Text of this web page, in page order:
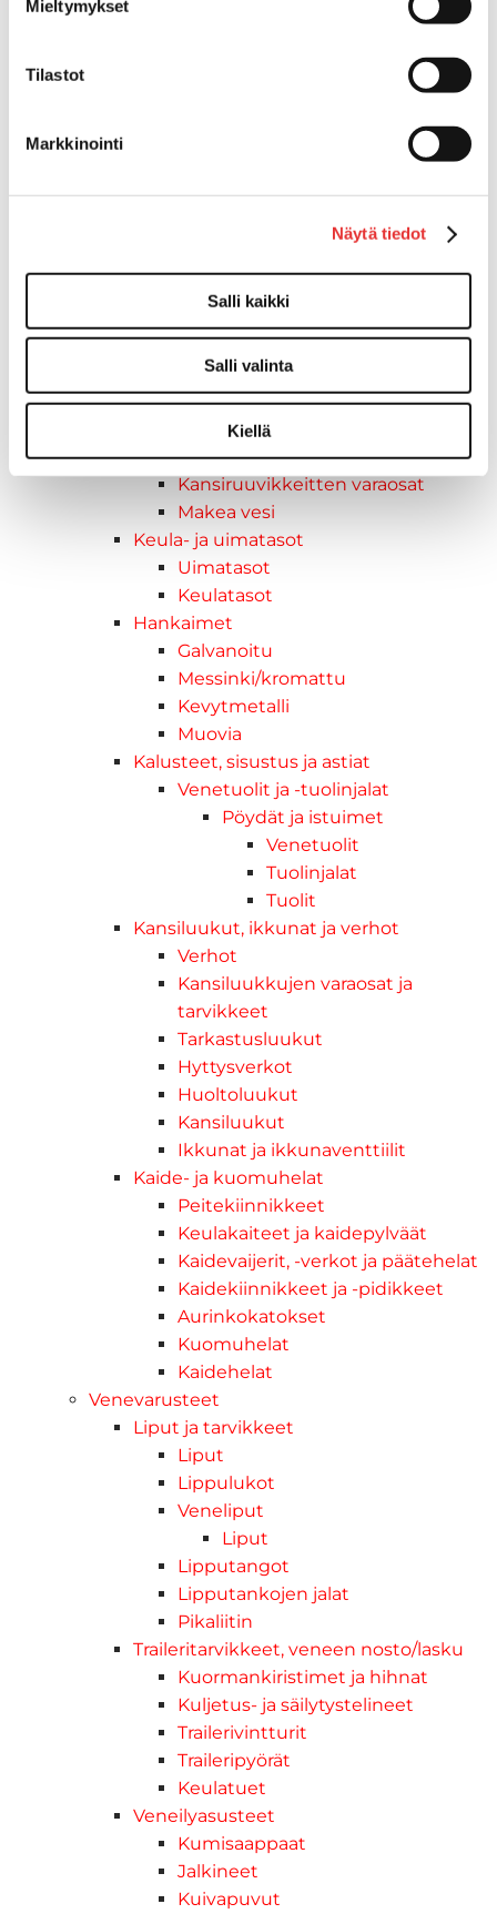
Mieltymykset
Tilastot
Markkinointi
Näytä tiedot
Salli kaikki
Salli valinta
Kiellä
ruuvit
Kansiruuvikkeet
Jätevesi
Kansiruuvikkeiden varaosat
Muoviseokset
Polttoaine
Kansiruuvikkeitten varaosat
Makea vesi
Keula- ja uimatasot
Uimatasot
Keulatasot
Hankaimet
Galvanoitu
Messinki/kromattu
Kevytmetalli
Muovia
Kalusteet, sisustus ja astiat
Venetuolit ja -tuolinjalat
Pöydät ja istuimet
Venetuolit
Tuolinjalat
Tuolit
Kansiluukut, ikkunat ja verhot
Verhot
Kansiluukkujen varaosat ja
tarvikkeet
Tarkastusluukut
Hyttysverkot
Huoltoluukut
Kansiluukut
Ikkunat ja ikkunaventtiilit
Kaide- ja kuomuhelat
Peitekiinnikkeet
Keulakaiteet ja kaidepylväät
Kaidevaijerit, -verkot ja päätehelat
Kaidekiinnikkeet ja -pidikkeet
Aurinkokatokset
Kuomuhelat
Kaidehelat
Venevarusteet
Liput ja tarvikkeet
Liput
Lippulukot
Veneliput
Liput
Lipputangot
Lipputankojen jalat
Pikaliitin
Traileritarvikkeet, veneen nosto/lasku
Kuormankiristimet ja hihnat
Kuljetus- ja säilytystelineet
Trailerivintturit
Traileripyörät
Keulatuet
Veneilyasusteet
Kumisaappaat
Jalkineet
Kuivapuvut